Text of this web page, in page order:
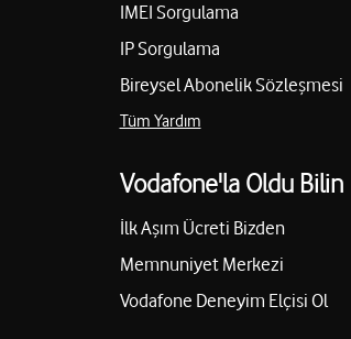
IMEI Sorgulama
IP Sorgulama
Bireysel Abonelik Sözleşmesi
Tüm Yardım
Vodafone'la Oldu Bilin
İlk Aşım Ücreti Bizden
Memnuniyet Merkezi
Vodafone Deneyim Elçisi Ol